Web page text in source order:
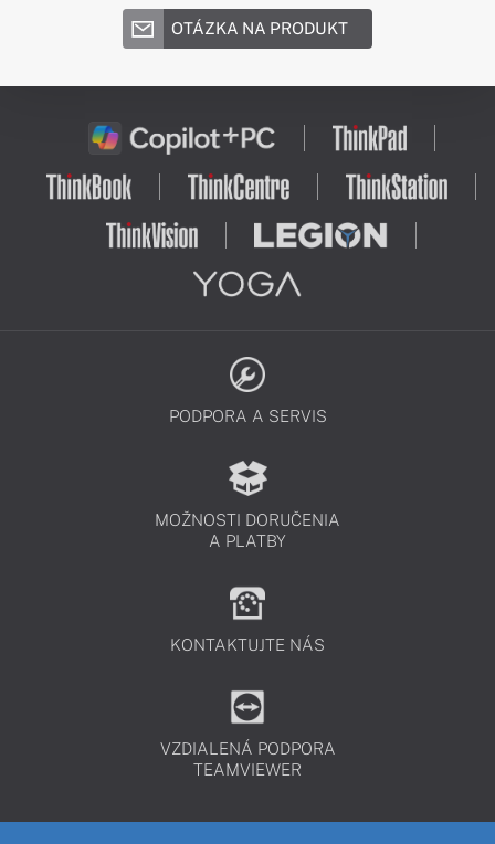
OTÁZKA NA PRODUKT
PODPORA A SERVIS
MOŽNOSTI DORUČENIA
A PLATBY
KONTAKTUJTE NÁS
VZDIALENÁ PODPORA
TEAMVIEWER